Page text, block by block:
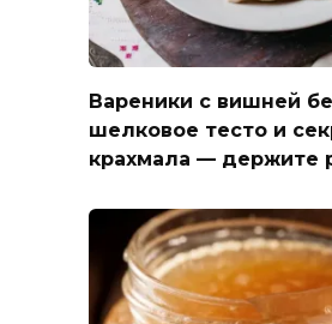
Вареники с вишней
шелковое тесто и
крахмала — держите